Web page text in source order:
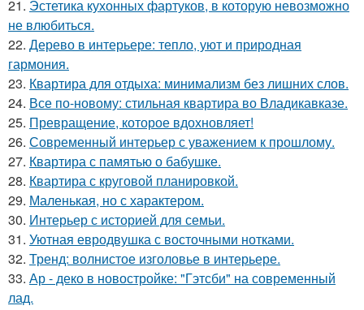
21. Эстетика кухонных фартуков, в которую невозможно
не влюбиться.
22. Дерево в интерьере: тепло, уют и природная
гармония.
23. Квартира для отдыха: минимализм без лишних слов.
24. Все по-новому: стильная квартира во Владикавказе.
25. Превращение, которое вдохновляет!
26. Современный интерьер с уважением к прошлому.
27. Квартира с памятью о бабушке.
28. Квартира с круговой планировкой.
29. Маленькая, но с характером.
30. Интерьер с историей для семьи.
31. Уютная евродвушка с восточными нотками.
32. Тренд: волнистое изголовье в интерьере.
33. Ар - деко в новостройке: "Гэтсби" на современный
лад.